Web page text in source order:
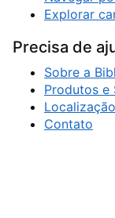
Explorar
Precisa de
Sobre a
Produtos e
Localização
Contato